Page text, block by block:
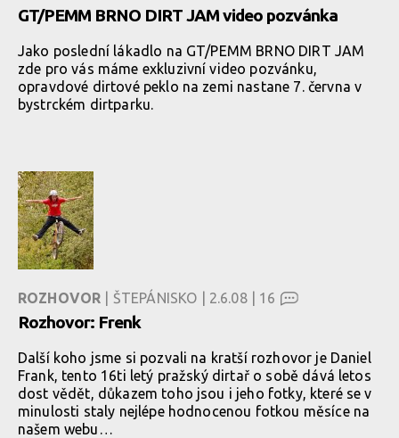
GT/PEMM BRNO DIRT JAM video pozvánka
Jako poslední lákadlo na GT/PEMM BRNO DIRT JAM
zde pro vás máme exkluzivní video pozvánku,
opravdové dirtové peklo na zemi nastane 7. června v
bystrckém dirtparku.
ROZHOVOR | ŠTEPÁNISKO | 2.6.08 | 16
Rozhovor: Frenk
Další koho jsme si pozvali na kratší rozhovor je Daniel
Frank, tento 16ti letý pražský dirtař o sobě dává letos
dost vědět, důkazem toho jsou i jeho fotky, které se v
minulosti staly nejlépe hodnocenou fotkou měsíce na
našem webu…